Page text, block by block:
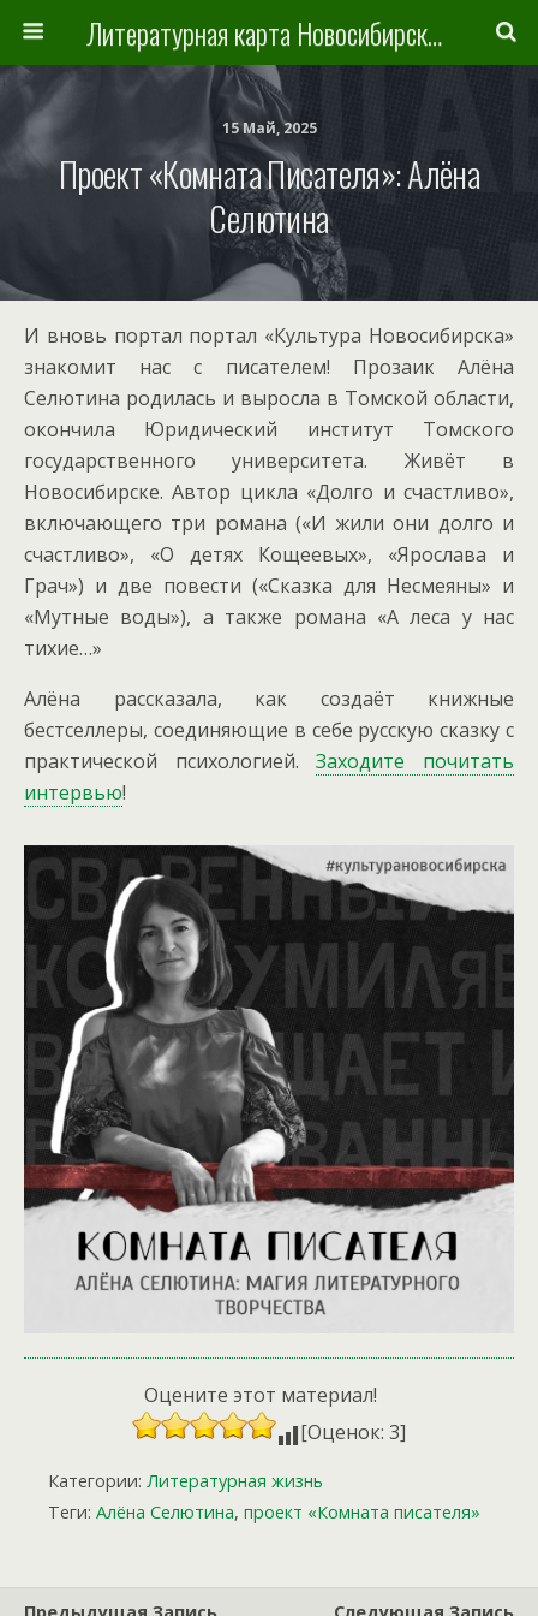
Литературная карта Новосибирска и Новосибирской области
15 Май, 2025
Проект «Комната Писателя»: Алёна
Селютина
И вновь портал портал «Культура Новосибирска»
знакомит нас с писателем! Прозаик Алёна
Селютина родилась и выросла в Томской области,
окончила Юридический институт Томского
государственного университета. Живёт в
Новосибирске. Автор цикла «Долго и счастливо»,
включающего три романа («И жили они долго и
счастливо», «О детях Кощеевых», «Ярослава и
Грач») и две повести («Сказка для Несмеяны» и
«Мутные воды»), а также романа «А леса у нас
тихие…»
Алёна рассказала, как создаёт книжные
бестселлеры, соединяющие в себе русскую сказку с
практической психологией.Заходите почитать
интервью!
Оцените этот материал!
[Оценок: 3]
Категории: Литературная жизнь
Теги: Алёна Селютина, проект «Комната писателя»
Предыдущая Запись Следующая Запись